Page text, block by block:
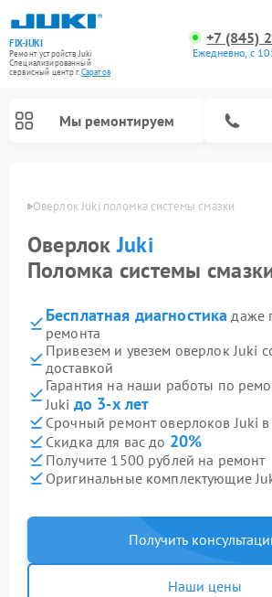
FIX-JUKI
Ремонт устройств Juki
Специализированный
cервисный центр г.Саратов
+7 (845)
Ежедневно, с
Мы ремонтируем
Оверлок Juki поломка системы смазки
ОверлокJuki
Поломка системы
Бесплатная диагностика даже
ремонта
Привезем и увезем оверлок Juki
доставкой
Гарантия на наши работы по
Juki до 3-х лет
Срочный ремонт оверлоков Juki в
Скидка для вас до 20%
Получите 1500 рублей на ремонт
Оригинальные комплектующие
Получить
Наши цены